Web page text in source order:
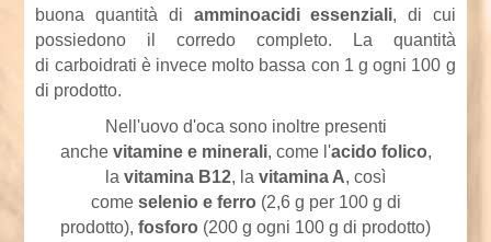
buona quantità di amminoacidi essenziali, di cui
possiedono il corredo completo. La quantità
di carboidrati è invece molto bassa con 1 g ogni 100 g
di prodotto.
Nell'uovo d'oca sono inoltre presenti
anche vitamine e minerali, come l'acido folico,
la vitamina B12, la vitamina A, così
come selenio e ferro (2,6 g per 100 g di
prodotto), fosforo (200 g ogni 100 g di prodotto)